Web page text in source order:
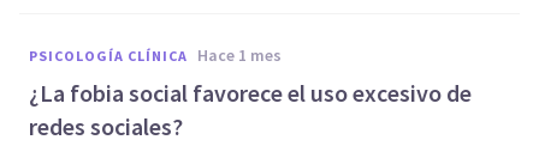
PSICOLOGÍA CLÍNICA hace 1 mes
¿La fobia social favorece el uso excesivo de
redes sociales?